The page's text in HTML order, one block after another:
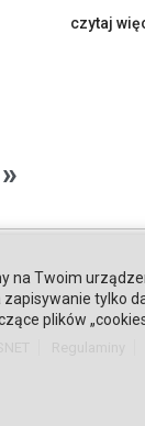
czytaj
»
na Twoim
tylko
plików